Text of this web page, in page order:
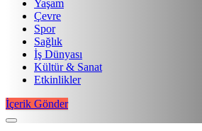
Yaşam
Çevre
Spor
Sağlık
İş Dünyası
Kültür & Sanat
Etkinlikler
İçerik Gönder